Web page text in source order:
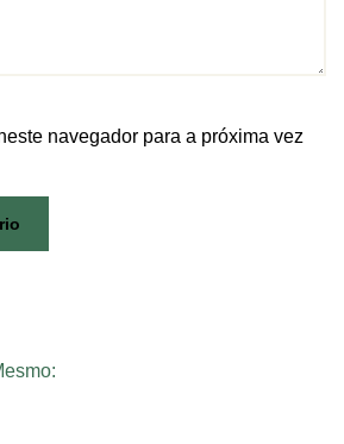
navegador para a próxima vez